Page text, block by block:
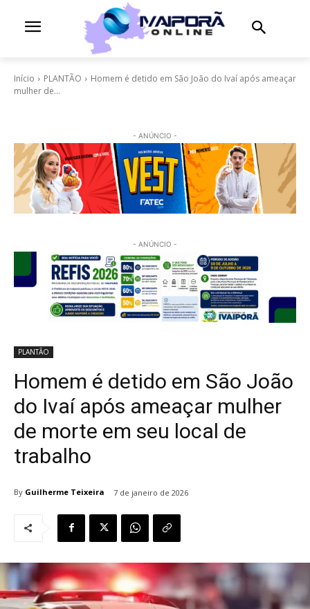
Início PLANTÃO
Homem é detido em São João do Ivaí após ameaçar
mulher de...
- ANÚNCIO -
- ANÚNCIO -
PLANTÃO
Homem é detido em São João
do Ivaí após ameaçar mulher
de morte em seu local de
trabalho
By Guilherme Teixeira 7 de janeiro de 2026